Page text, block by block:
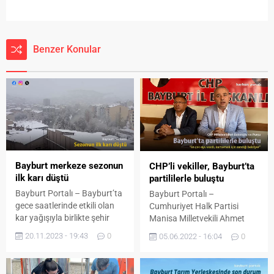
Benzer Konular
Bayburt merkeze sezonun
ilk karı düştü
Bayburt Portalı – Bayburt’ta
gece saatlerinde etkili olan
kar yağışıyla birlikte şehir
Bayburt’ta iki gündür etkili
saatlerinde kar yağışına
20.11.2023 - 19:43 0
CHP’li vekiller, Bayburt’ta
partililerle buluştu
Bayburt Portalı –
Cumhuriyet Halk Partisi
Manisa Milletvekili Ahmet
Milletvekili Özcan Purçu
programları kapsamında
05.06.2022 - 16:04 0